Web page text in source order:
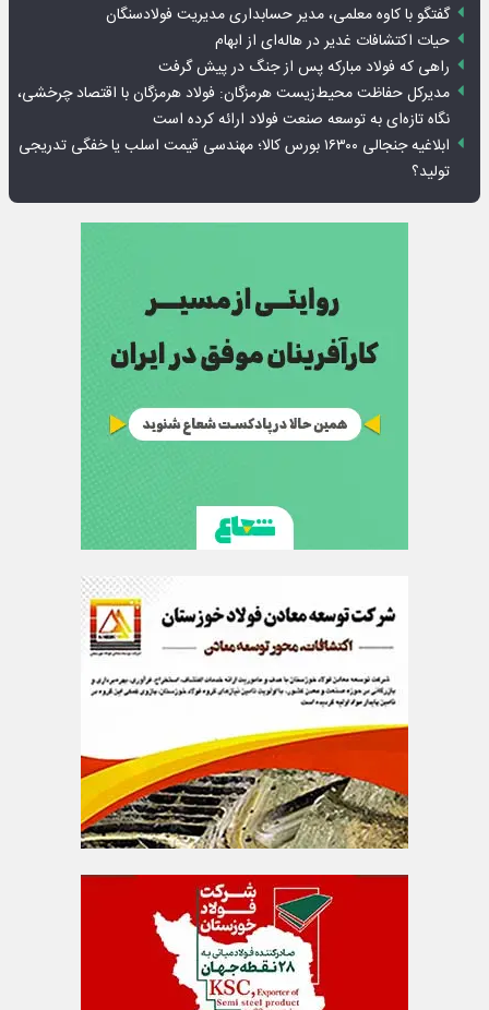
گفتگو با کاوه معلمی، مدیر حسابداری مدیریت فولادسنگان
حیات اکتشافات غدیر در هاله‌ای از ابهام
راهی که فولاد مبارکه پس از جنگ در پیش گرفت
مدیرکل حفاظت محیط‌زیست هرمزگان: فولاد هرمزگان با اقتصاد چرخشی،
نگاه تازه‌ای به توسعه صنعت فولاد ارائه کرده است
ابلاغیه جنجالی ۱۶۳۰۰ بورس کالا؛ مهندسی قیمت اسلب یا خفگی تدریجی
تولید؟